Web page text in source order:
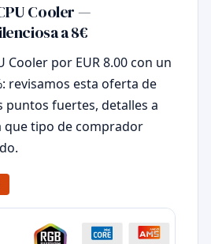
Cooler —
a 8€
Cooler por EUR 8.00 con un
revisamos esta oferta de
puntos fuertes, detalles a
que tipo de comprador